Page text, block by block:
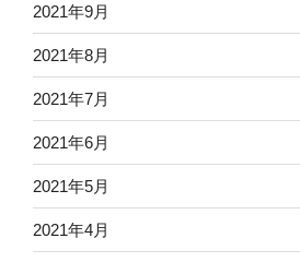
2021年9月
2021年8月
2021年7月
2021年6月
2021年5月
2021年4月